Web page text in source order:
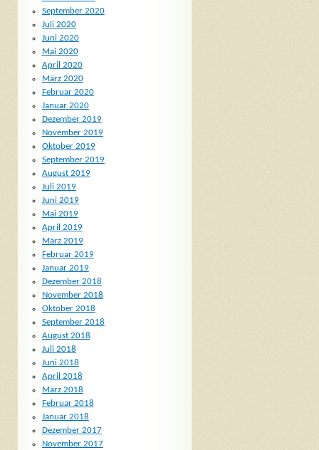
September 2020
Juli 2020
Juni 2020
Mai 2020
April 2020
März 2020
Februar 2020
Januar 2020
Dezember 2019
November 2019
Oktober 2019
September 2019
August 2019
Juli 2019
Juni 2019
Mai 2019
April 2019
März 2019
Februar 2019
Januar 2019
Dezember 2018
November 2018
Oktober 2018
September 2018
August 2018
Juli 2018
Juni 2018
April 2018
März 2018
Februar 2018
Januar 2018
Dezember 2017
November 2017